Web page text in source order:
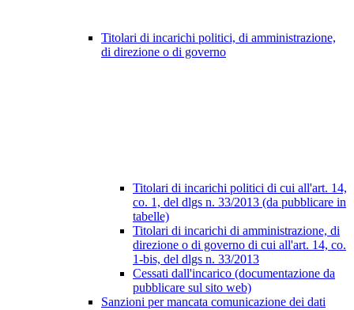
Titolari di incarichi politici, di amministrazione,
di direzione o di governo
Titolari di incarichi politici di cui all'art. 14,
co. 1, del dlgs n. 33/2013 (da pubblicare in
tabelle)
Titolari di incarichi di amministrazione, di
direzione o di governo di cui all'art. 14, co.
1-bis, del dlgs n. 33/2013
Cessati dall'incarico (documentazione da
pubblicare sul sito web)
Sanzioni per mancata comunicazione dei dati